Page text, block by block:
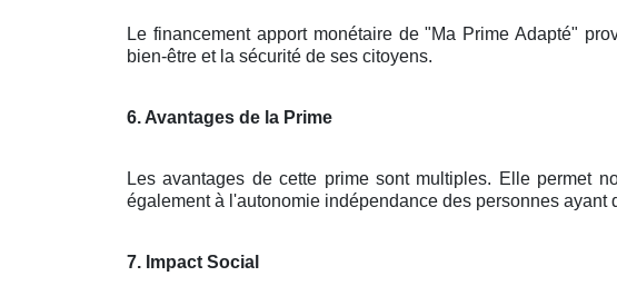
Le financement apport monétaire de "Ma Prime Adapté"
bien-être et la sécurité de ses citoyens.
6. Avantages de la Prime
Les avantages de cette prime sont multiples. Elle permet
également à l'autonomie indépendance des personnes
7. Impact Social